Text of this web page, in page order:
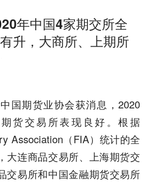
年中国4家期交所全
升，大商所、上期所
国期货业协会获消息，2020
货交易所表现良好。根据
Association（FIA）统计的全
大连商品交易所、上海期货交
交易所和中国金融期货交易所